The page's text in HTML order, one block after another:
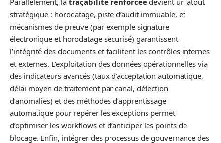
stratégique : horodatage, piste d’audit immuable, et
mécanismes de preuve (par exemple signature
électronique et horodatage sécurisé) garantissent
l’intégrité des documents et facilitent les contrôles internes
et externes. L’exploitation des données opérationnelles via
des indicateurs avancés (taux d’acceptation automatique,
délai moyen de traitement par canal, détection
d’anomalies) et des méthodes d’apprentissage
automatique pour repérer les exceptions permet
d’optimiser les workflows et d’anticiper les points de
blocage. Enfin, intégrer des processus de gouvernance des